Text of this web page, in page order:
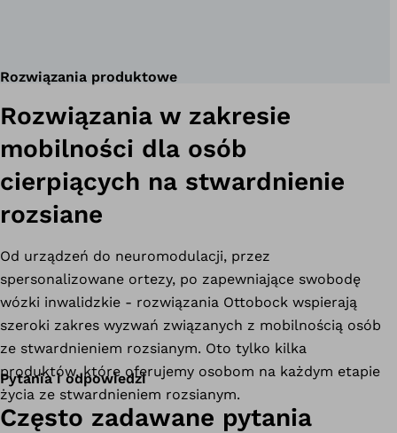
Rozwiązania produktowe
Rozwiązania w zakresie
mobilności dla osób
cierpiących na stwardnienie
rozsiane
Od urządzeń do neuromodulacji, przez
spersonalizowane ortezy, po zapewniające swobodę
wózki inwalidzkie - rozwiązania Ottobock wspierają
szeroki zakres wyzwań związanych z mobilnością osób
ze stwardnieniem rozsianym. Oto tylko kilka
produktów, które oferujemy osobom na każdym etapie
życia ze stwardnieniem rozsianym.
Pytania i odpowiedzi
Często zadawane pytania